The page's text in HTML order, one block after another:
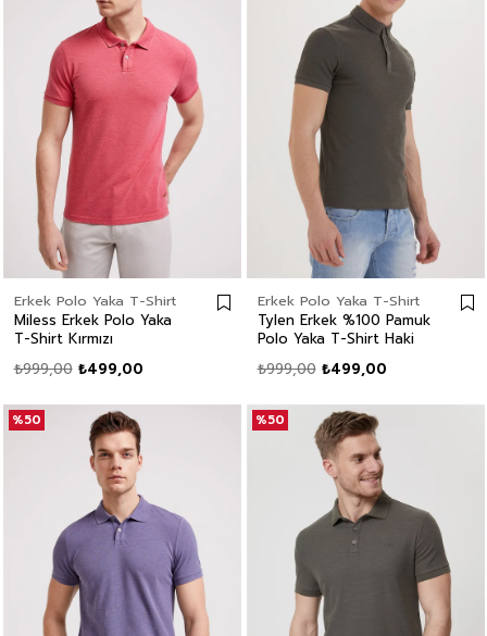
Erkek Polo Yaka T-Shirt
Miless Erkek Polo Yaka
T-Shirt Kırmızı
₺499,00
₺999,00
Erkek Polo Yaka T-Shirt
Tylen Erkek %100 Pamuk
Polo Yaka T-Shirt Haki
₺499,00
₺999,00
%50 %50